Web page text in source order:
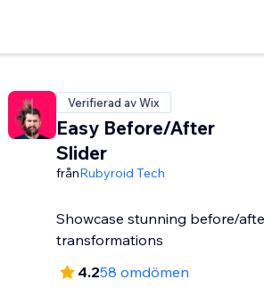
Verifierad av Wix
Easy Before/After
Slider
frånRubyroid Tech
Showcase stunning before/
transformations
4.258 omdömen